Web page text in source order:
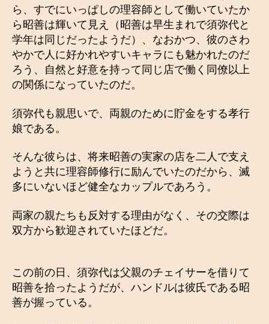
ら、すでにいっぱしの理容師として働いていたか
ら昭善は輝いて見え（昭善は早生まれで須弥代と
学年は同じだったようだ）、なおかつ、彼のさわ
やかで人に好かれやすいキャラにも魅かれたのだ
ろう、自然と好意を持って同じ店で働く同僚以上
の関係になっていたのだ。
須弥代も親思いで、両親のために貯金をする孝行
娘である。
そんな彼らは、将来昭善の実家の店を二人で支え
ようと共に理容師修行に励んでいたのだから、滅
多にいないほど健全なカップルであろう。
両家の親たちも反対する理由がなく、その交際は
双方から歓迎されていたほどだ。
この前の日、須弥代は父親のチェイサーを借りて
昭善を拾ったようだが、ハンドルは彼氏である昭
善が握っている。